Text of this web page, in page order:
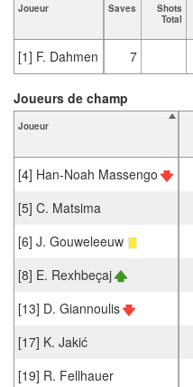
Joueur Saves
Shots
Total
[1] F. Dahmen 7
Joueur
[4] Han-Noah Massengo
[5] C. Matsima
[6] J. Gouweleeuw
[8] E. Rexhbeçaj
[13] D. Giannoulis
[17] K. Jakić
[19] R. Fellhauer
Joueurs de champ